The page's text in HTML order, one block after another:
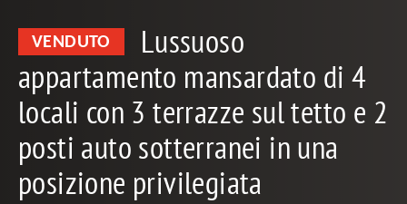
VENDUTO
Lussuoso
appartamento mansardato di 4
locali con 3 terrazze sul tetto e 2
posti auto sotterranei in una
posizione privilegiata